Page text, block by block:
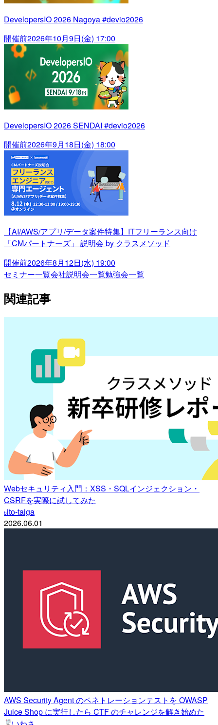
DevelopersIO 2026 Nagoya #devio2026
開催前2026年10月9日(金) 17:00
DevelopersIO 2026 SENDAI #devio2026
開催前2026年9月18日(金) 18:00
【AI/AWS/アプリ/データ案件特集】ITフリーランス向け
「CMパートナーズ」 説明会 by クラスメソッド
開催前2026年8月12日(水) 19:00
セミナー一覧会社説明会一覧勉強会一覧
関連記事
Webセキュリティ入門：XSS・SQLインジェクション・
CSRFを実際に試してみた
bito-taiga
2026.06.01
AWS Security Agent のペネトレーションテストを OWASP
Juice Shop に実行したら CTF のチャレンジを解き始めた